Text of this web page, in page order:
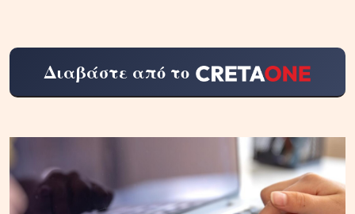
Διαβάστε από το